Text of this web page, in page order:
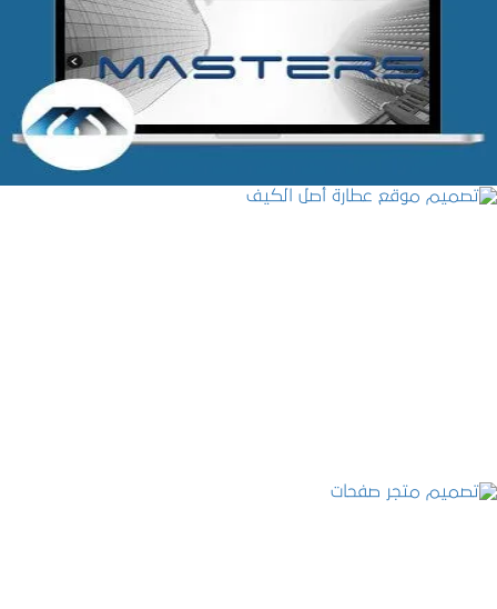
شركة MASTERS للتدريب
التفاصيل